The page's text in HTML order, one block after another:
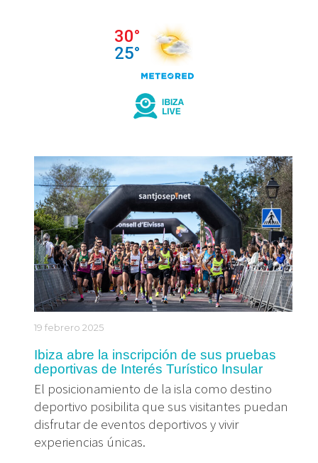
19 febrero 2025
Ibiza abre la inscripción de sus pruebas
deportivas de Interés Turístico Insular
El posicionamiento de la isla como destino
deportivo posibilita que sus visitantes puedan
disfrutar de eventos deportivos y vivir
experiencias únicas.